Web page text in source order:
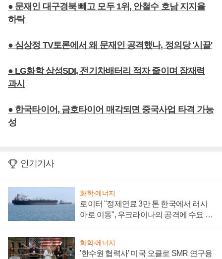
● 문재인 대구경북 빼고 모두 1위, 안철수 호남 지지율
하락
● 심상정 TV토론에서 왜 문재인 공격했나, 정의당 '시끌'
● LG화학 삼성SDI, 전기차배터리 적자 줄이며 잠재력
과시
● 한국타이어, 금호타이어 매각되면 중국사업 타격 가능
성
인기기사
화학·에너지
로이터 "정제연료 3만 톤 한국에서 러시
아로 이동", 우크라이나의 공격에 수요 늘
화학·에너지
'한수원 협력사' 미국 오클로 SMR 연구용